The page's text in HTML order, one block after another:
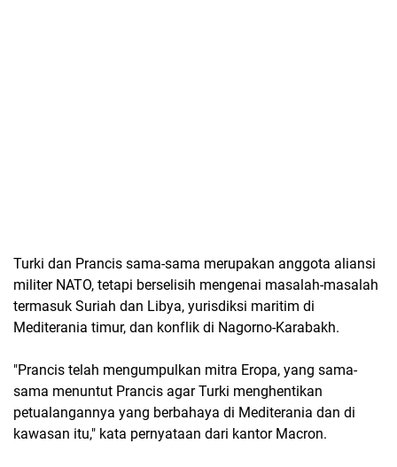
Turki dan Prancis sama-sama merupakan anggota aliansi
militer NATO, tetapi berselisih mengenai masalah-masalah
termasuk Suriah dan Libya, yurisdiksi maritim di
Mediterania timur, dan konflik di Nagorno-Karabakh.
"Prancis telah mengumpulkan mitra Eropa, yang sama-
sama menuntut Prancis agar Turki menghentikan
petualangannya yang berbahaya di Mediterania dan di
kawasan itu," kata pernyataan dari kantor Macron.